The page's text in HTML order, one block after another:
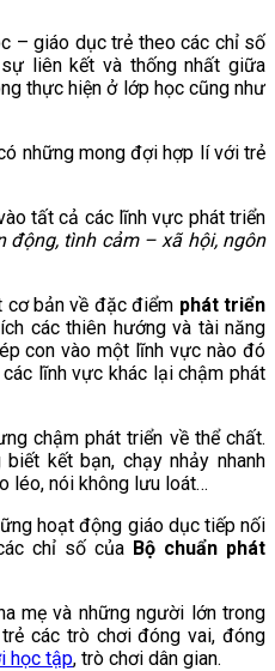
– giáo dục trẻ theo các chỉ số
liên kết và thống nhất giữa
thực hiện ở lớp học cũng như
những mong đợi hợp lí với trẻ
tất cả các lĩnh vực phát triển
động, tình cảm – xã hội, ngôn
cơ bản về đặc điểm phát triển
các thiên hướng và tài năng
con vào một lĩnh vực nào đó
lĩnh vực khác lại chậm phát
chậm phát triển về thể chất.
kết bạn, chạy nhảy nhanh
léo, nói không lưu loát…
hoạt động giáo dục tiếp nối
chỉ số của Bộ chuẩn phát
mẹ và những người lớn trong
các trò chơi đóng vai, đóng
học tập, trò chơi dân gian.